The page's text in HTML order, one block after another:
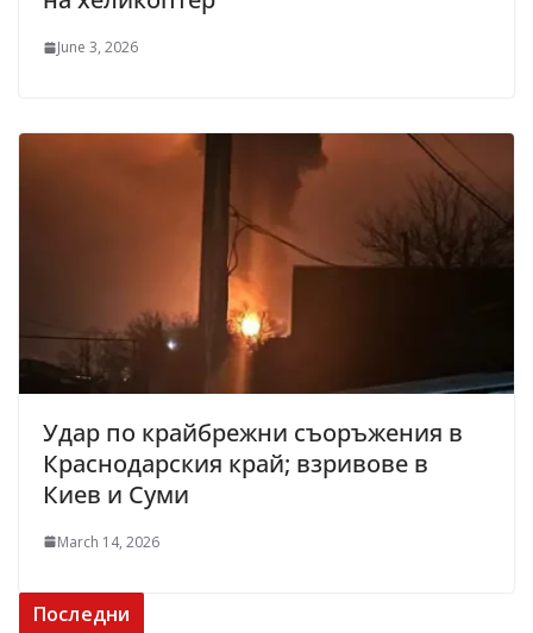
June 3, 2026
Удар по крайбрежни съоръжения в
Краснодарския край; взривове в
Киев и Суми
March 14, 2026
Последни